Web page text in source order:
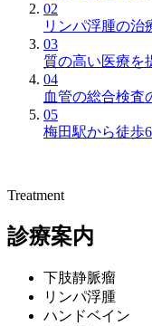
02
リンパ浮腫の治
03
質の高い医療を
04
血管の総合検査
05
梅田駅から徒歩
Treatment
診療案内
下肢静脈瘤
リンパ浮腫
ハンドベイン